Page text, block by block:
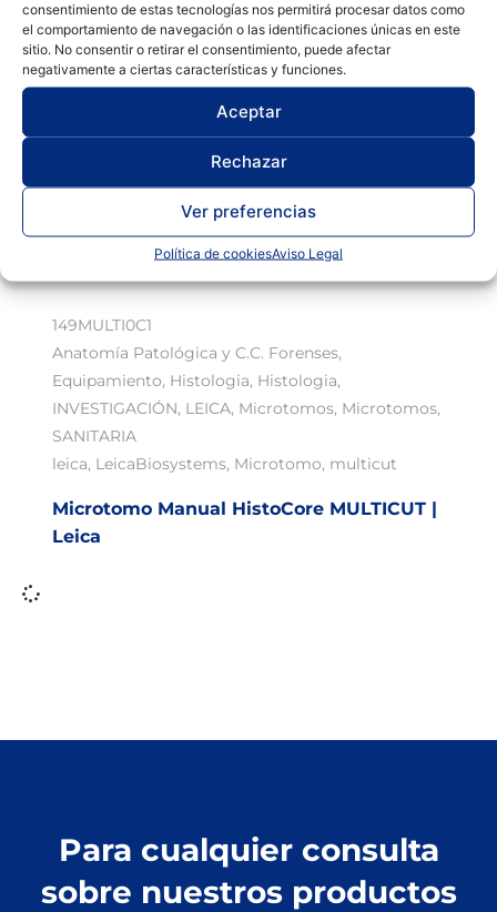
consentimiento de estas tecnologías nos permitirá procesar datos como
el comportamiento de navegación o las identificaciones únicas en este
sitio. No consentir o retirar el consentimiento, puede afectar
negativamente a ciertas características y funciones.
Aceptar
Rechazar
Ver preferencias
Política de cookiesAviso Legal
149MULTI0C1
Anatomía Patológica y C.C. Forenses,
Equipamiento, Histologia, Histologia,
INVESTIGACIÓN, LEICA, Microtomos, Microtomos,
SANITARIA
leica, LeicaBiosystems, Microtomo, multicut
Microtomo Manual HistoCore MULTICUT |
Leica
Para cualquier consulta
sobre nuestros productos